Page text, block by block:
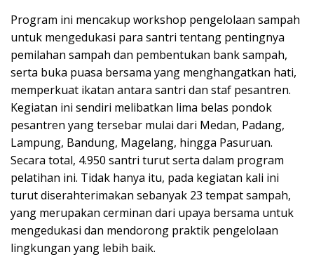
Program ini mencakup workshop pengelolaan sampah
untuk mengedukasi para santri tentang pentingnya
pemilahan sampah dan pembentukan bank sampah,
serta buka puasa bersama yang menghangatkan hati,
memperkuat ikatan antara santri dan staf pesantren.
Kegiatan ini sendiri melibatkan lima belas pondok
pesantren yang tersebar mulai dari Medan, Padang,
Lampung, Bandung, Magelang, hingga Pasuruan.
Secara total, 4.950 santri turut serta dalam program
pelatihan ini. Tidak hanya itu, pada kegiatan kali ini
turut diserahterimakan sebanyak 23 tempat sampah,
yang merupakan cerminan dari upaya bersama untuk
mengedukasi dan mendorong praktik pengelolaan
lingkungan yang lebih baik.